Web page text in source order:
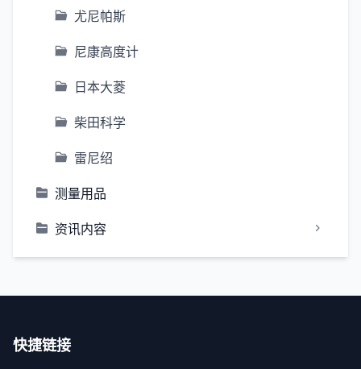
尤尼帕斯
尼康高度计
日本大菱
柴田科学
雷尼绍
测量用品
资讯内容
快捷链接